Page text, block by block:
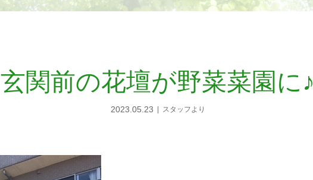
玄関前の花壇が野菜菜園に♪
2023.05.23 スタッフより